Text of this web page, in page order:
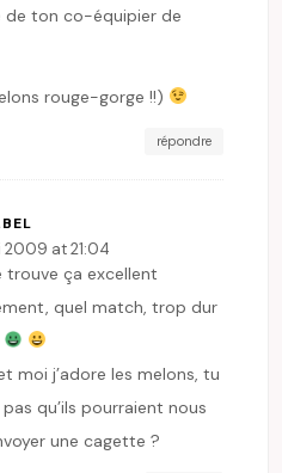
de ton co-équipier de
rouge-gorge !!)
répondre
2009 at 21:04
trouve ça excellent
quel match, trop dur
moi j’adore les melons, tu
qu’ils pourraient nous
une cagette ?